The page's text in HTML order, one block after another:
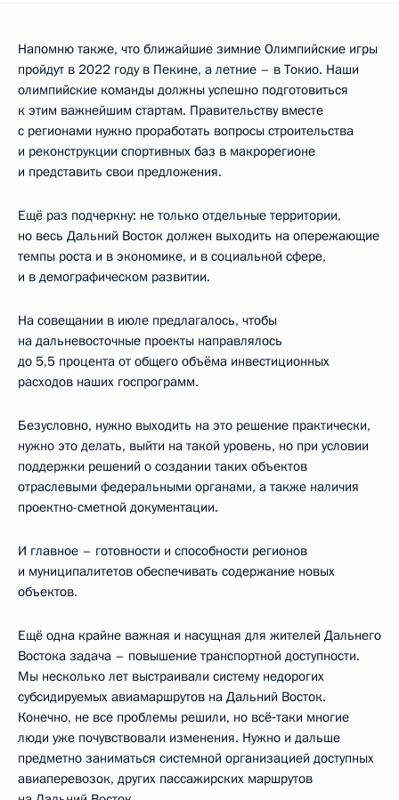
Напомню также, что ближайшие зимние Олимпийские игры
пройдут в 2022 году в Пекине, а летние – в Токио. Наши
олимпийские команды должны успешно подготовиться
к этим важнейшим стартам. Правительству вместе
с регионами нужно проработать вопросы строительства
и реконструкции спортивных баз в макрорегионе
и представить свои предложения.
Ещё раз подчеркну: не только отдельные территории,
но весь Дальний Восток должен выходить на опережающие
темпы роста и в экономике, и в социальной сфере,
и в демографическом развитии.
На совещании в июле предлагалось, чтобы
на дальневосточные проекты направлялось
до 5,5 процента от общего объёма инвестиционных
расходов наших госпрограмм.
Безусловно, нужно выходить на это решение практически,
нужно это делать, выйти на такой уровень, но при условии
поддержки решений о создании таких объектов
отраслевыми федеральными органами, а также наличия
проектно-сметной документации.
И главное – готовности и способности регионов
и муниципалитетов обеспечивать содержание новых
объектов.
Ещё одна крайне важная и насущная для жителей Дальнего
Востока задача – повышение транспортной доступности.
Мы несколько лет выстраивали систему недорогих
субсидируемых авиамаршрутов на Дальний Восток.
Конечно, не все проблемы решили, но всё‑таки многие
люди уже почувствовали изменения. Нужно и дальше
предметно заниматься системной организацией доступных
авиаперевозок, других пассажирских маршрутов